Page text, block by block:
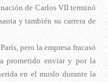
de Carlos VII terminó
y también su carrera de
pero la empresa fracasó
prometido enviar y por la
en el muslo durante la